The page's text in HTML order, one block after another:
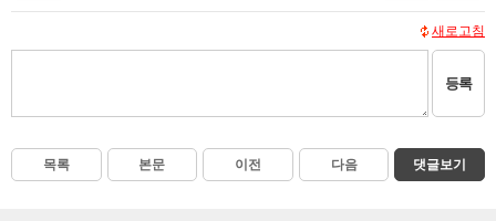
새로고침
등록
목록 본문 이전 다음 댓글보기